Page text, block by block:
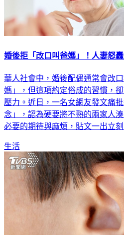
婚後拒「改口叫爸媽」！人妻怒
華人社會中，婚後配偶通常會改
媽」，但這項約定俗成的習慣，
壓力。近日，一名女網友發文痛
念」，認為硬要將不熟的兩家人
必要的期待與麻煩，貼文一出立
生活